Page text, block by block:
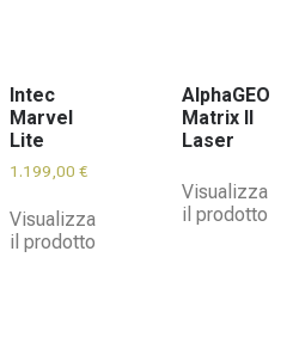
Intec
Marvel
Lite
1.199,00 €
Visualizza
il prodotto
AlphaGEO
Matrix II
Laser
Visualizza
il prodotto